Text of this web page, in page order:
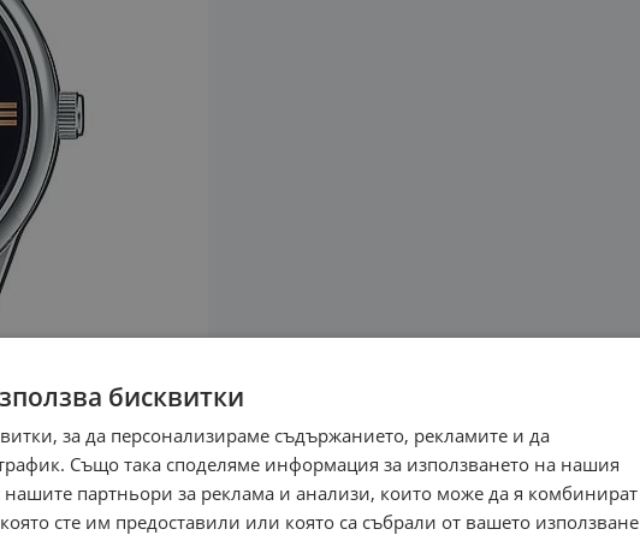
бисквитки
за да персонализираме съдържанието, рекламите и да
Също така споделяме информация за използването на нашия
нашите партньори за реклама и анализи, които може да я комбинират
сте им предоставили или която са събрали от вашето използване